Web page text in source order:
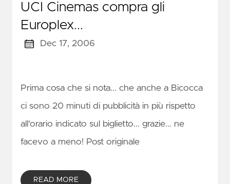
UCI Cinemas compra gli
Europlex...
Dec 17, 2006
Prima cosa che si nota... che anche a Bicocca
ci sono 20 minuti di pubblicità in più rispetto
all'orario indicato sul biglietto... grazie... ne
facevo a meno! Post originale
READ MORE